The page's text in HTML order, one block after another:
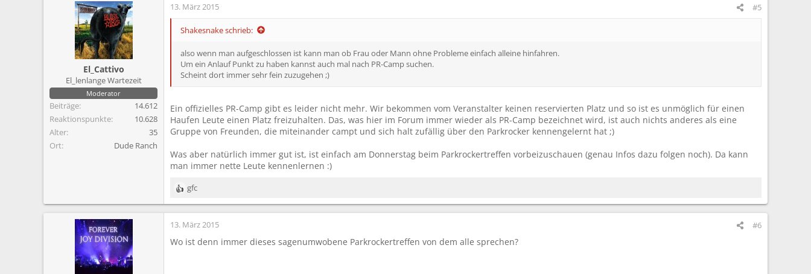
El_Cattivo
El_lenlange Wartezeit
Moderator
Beiträge
14.612
Reaktionspunkte
10.628
Alter
35
Ort
Dude Ranch
13. März 2015 #5
Shakesnake schrieb:
also wenn man aufgeschlossen ist kann man ob Frau oder Mann ohne Probleme einfach alleine hinfahren.
Um ein Anlauf Punkt zu haben kannst auch mal nach PR-Camp suchen.
Scheint dort immer sehr fein zuzugehen ;)
Ein offizielles PR-Camp gibt es leider nicht mehr. Wir bekommen vom Veranstalter keinen reservierten Platz und so ist es unmöglich für einen
Haufen Leute einen Platz freizuhalten. Das, was hier im Forum immer wieder als PR-Camp bezeichnet wird, ist auch nichts anderes als eine
Gruppe von Freunden, die miteinander campt und sich halt zufällig über den Parkrocker kennengelernt hat ;)
Was aber natürlich immer gut ist, ist einfach am Donnerstag beim Parkrockertreffen vorbeizuschauen (genau Infos dazu folgen noch). Da kann
man immer nette Leute kennenlernen :)
R
e
a
k
i
gfc
13. März 2015 #6
Wo ist denn immer dieses sagenumwobene Parkrockertreffen von dem alle sprechen?